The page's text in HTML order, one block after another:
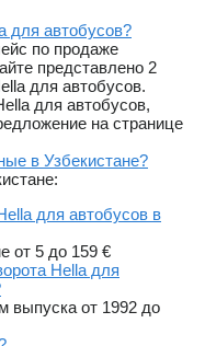
для автобусов?
по продаже
представлено 2
для автобусов.
для автобусов,
на странице
в Узбекистане?
для автобусов в
от 5 до 159 €
Hella для
выпуска от 1992 до